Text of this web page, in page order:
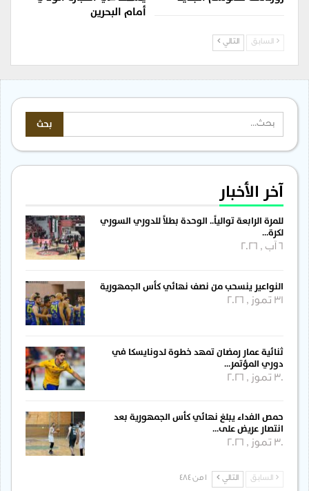
أمام البحرين
السابق التالي
آخر الأخبار
للمرة الرابعة توالياً.. الوحدة بطلاً للدوري السوري
لكرة…
النواعير ينسحب من نصف نهائي كأس الجمهورية
31 تموز , 2026
ثنائية عمار رمضان تمهد خطوة لدونايسكا في
دوري المؤتمر…
30 تموز , 2026
حمص الفداء يبلغ نهائي كأس الجمهورية بعد
انتصار عريض على…
30 تموز , 2026
السابق التالي